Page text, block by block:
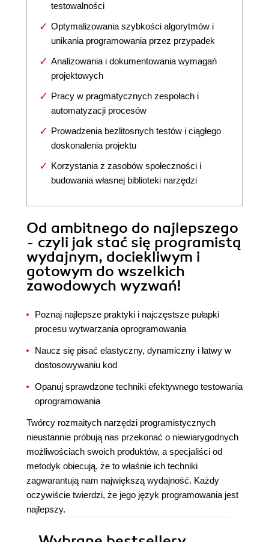
testowalności
Optymalizowania szybkości algorytmów i
unikania programowania przez przypadek
Analizowania i dokumentowania wymagań
projektowych
Pracy w pragmatycznych zespołach i
automatyzacji procesów
Prowadzenia bezlitosnych testów i ciągłego
doskonalenia projektu
Korzystania z zasobów społeczności i
budowania własnej biblioteki narzędzi
Od ambitnego do najlepszego
- czyli jak stać się programistą
wydajnym, dociekliwym i
gotowym do wszelkich
zawodowych wyzwań!
Poznaj najlepsze praktyki i najczęstsze pułapki
procesu wytwarzania oprogramowania
Naucz się pisać elastyczny, dynamiczny i łatwy w
dostosowywaniu kod
Opanuj sprawdzone techniki efektywnego testowania
oprogramowania
Twórcy rozmaitych narzędzi programistycznych
nieustannie próbują nas przekonać o niewiarygodnych
możliwościach swoich produktów, a specjaliści od
metodyk obiecują, że to właśnie ich techniki
zagwarantują nam największą wydajność. Każdy
oczywiście twierdzi, że jego język programowania jest
najlepszy.